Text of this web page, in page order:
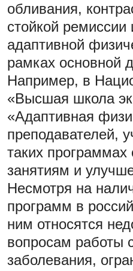
обливания,
стойкой
адаптивной
рамках основной
Например, в
«Высшая школа
«Адаптивная
преподавателей,
таких
занятиям и
Несмотря на
программ в
ним относятся
вопросам работы
заболевания,